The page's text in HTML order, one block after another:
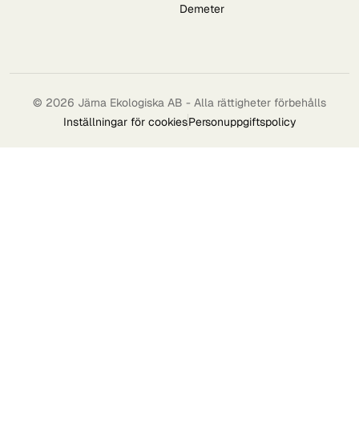
Demeter
© 2026 Järna Ekologiska AB - Alla rättigheter förbehålls
Inställningar för cookiesPersonuppgiftspolicy